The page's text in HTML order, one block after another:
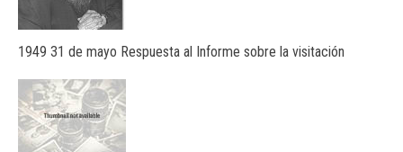
1949 31 de mayo Respuesta al Informe sobre la visitación